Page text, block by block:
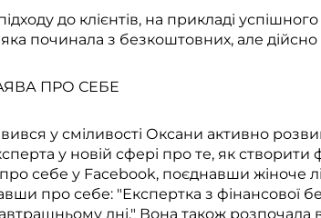
до клієнтів, на прикладі успішного
починала з безкоштовних, але
ПРО СЕБЕ
у сміливості Оксани активно
у новій сфері про те, як створити
себе у Facebook, поєднавши жіноче
про себе: "Експертка з фінансової
дні." Вона також розпочала